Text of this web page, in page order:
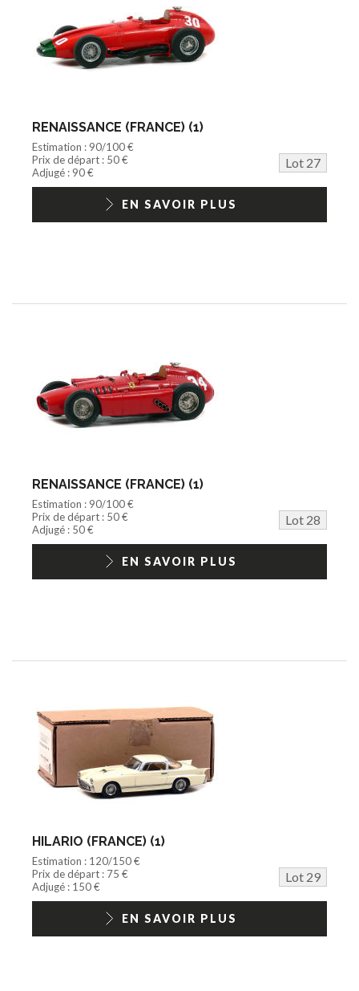
RENAISSANCE (FRANCE) (1)
Estimation : 90/100 €
Prix de départ : 50 €
Lot 27
Adjugé : 90 €
EN SAVOIR PLUS
RENAISSANCE (FRANCE) (1)
Estimation : 90/100 €
Prix de départ : 50 €
Lot 28
Adjugé : 50 €
EN SAVOIR PLUS
HILARIO (FRANCE) (1)
Estimation : 120/150 €
Prix de départ : 75 €
Lot 29
Adjugé : 150 €
EN SAVOIR PLUS